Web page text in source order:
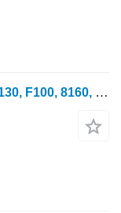
Fiat M, F, New Holland Tm, Serie 60 F130, F100, 8160, F120 Synchroni 5158933 anillo sincronizador para New Holland TM115, TM120, TM125, TM130, TM140 tractor de ruedas